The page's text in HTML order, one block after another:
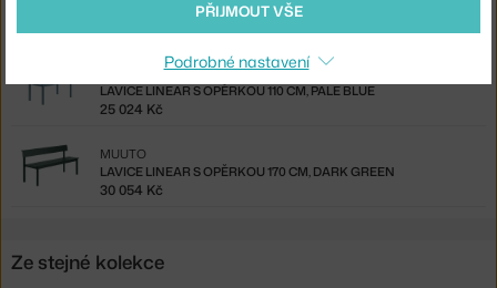
LAVICE LINEAR S OPĚRKOU 110 CM, BURNT ORANGE
25 024 Kč
LAVICE LINEAR S OPĚRKOU 110 CM, PALE BLUE
25 024 Kč
LAVICE LINEAR S OPĚRKOU 170 CM, DARK GREEN
MUUTO
30 054 Kč
Ze stejné kolekce
PŘIJMOUT VŠE
Podrobné nastavení